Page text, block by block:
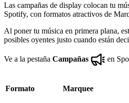
Las campañas de display colocan tu
Spotify, con formatos atractivos de
Al poner tu música en primera plana,
posibles oyentes justo cuando están
Ve a la pestaña Campañas en
Formato Marquee